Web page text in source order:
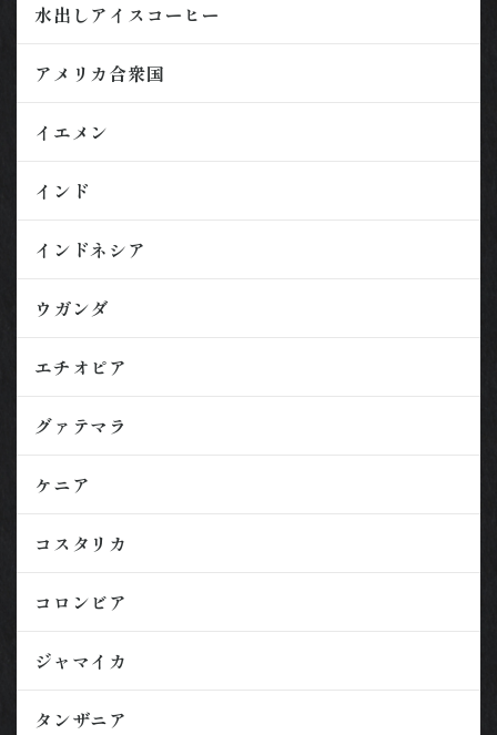
水出しアイスコーヒー
アメリカ合衆国
イエメン
インド
インドネシア
ウガンダ
エチオピア
グァテマラ
ケニア
コスタリカ
コロンビア
ジャマイカ
タンザニア